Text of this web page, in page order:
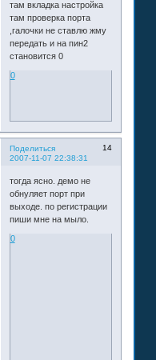
там вкладка настройка
там проверка порта
,галочки не ставлю жму
передать и на пин2
становится 0
0
Поделиться
14
2007-11-07 22:38:31
тогда ясно. демо не
обнуляет порт при
выходе. по регистрации
пиши мне на мыло.
0